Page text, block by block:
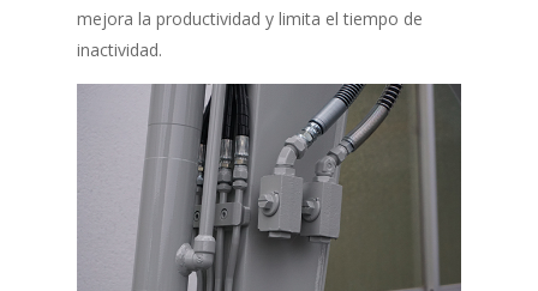
mejora la productividad y limita el tiempo de
inactividad.